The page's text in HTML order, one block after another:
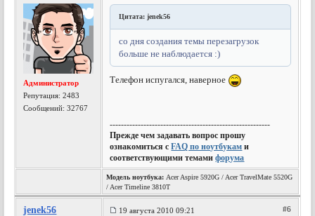
Администратор
Репутация:2483
Сообщений: 32767
Цитата: jenek56
со дня создания темы перезагрузок
больше не наблюдается :)
Телефон испугался, наверное
---------------------------------------------------------
Прежде чем задавать вопрос прошу
ознакомиться сFAQ по ноутбукам и
соответствующими темамифорума
Модель ноутбука: Acer Aspire 5920G / Acer TravelMate 5520G
/ Acer Timeline 3810T
jenek56 19 августа 2010 09:21 #6